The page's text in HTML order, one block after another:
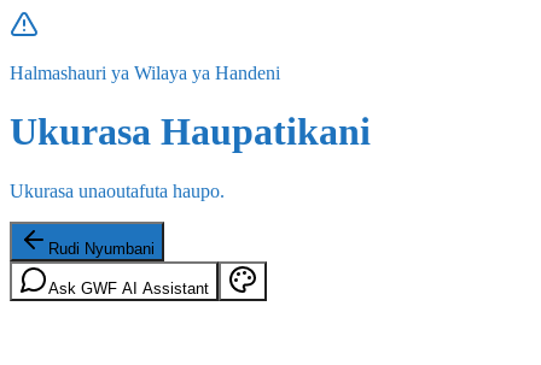
Halmashauri ya Wilaya ya Handeni
Ukurasa Haupatikani
Ukurasa unaoutafuta haupo.
Rudi Nyumbani
Ask GWF AI Assistant